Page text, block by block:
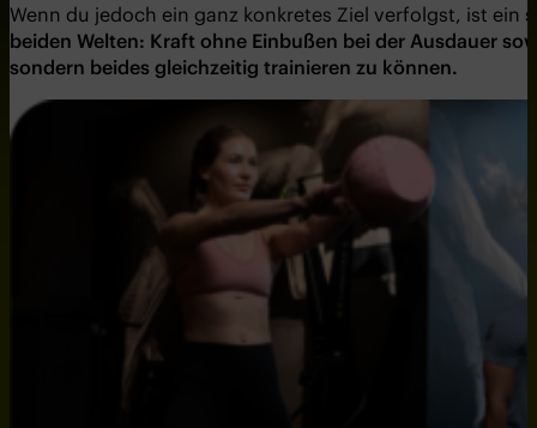
Wenn du jedoch ein ganz konkretes Ziel verfolgst, ist ein
beiden Welten: Kraft ohne Einbußen bei der Ausdauer
sondern beides gleichzeitig trainieren zu können.